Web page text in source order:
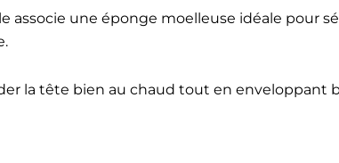
associe une éponge moelleuse idéale pour
la tête bien au chaud tout en enveloppant